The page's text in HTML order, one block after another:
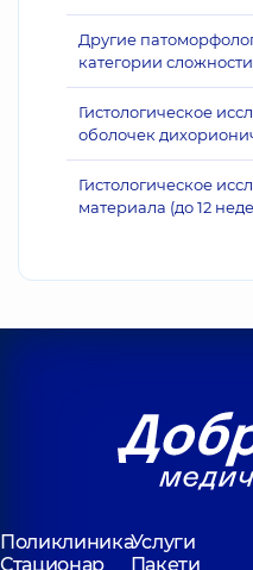
Другие
категории
Гистологическое
оболочек
Гистологическое
материала (до 12
ПоликлиникаУслуги
Стационар
Пакети